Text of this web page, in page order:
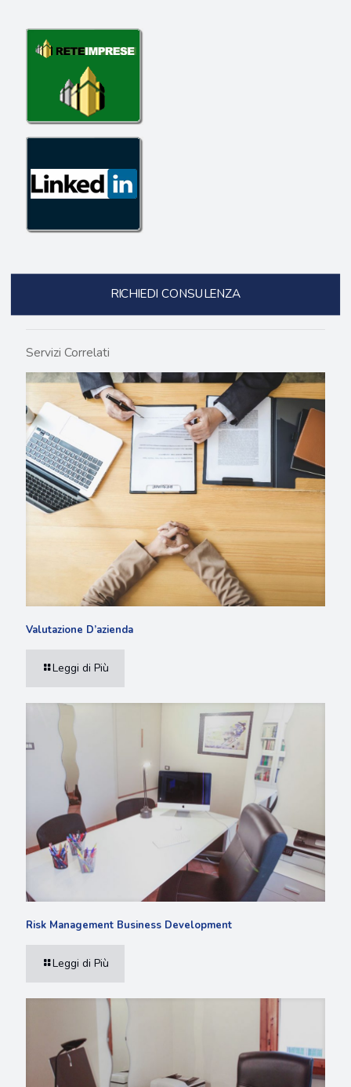
RICHIEDI CONSULENZA
Servizi Correlati
Valutazione D’azienda
Leggi di Più
Risk Management Business Development
Leggi di Più